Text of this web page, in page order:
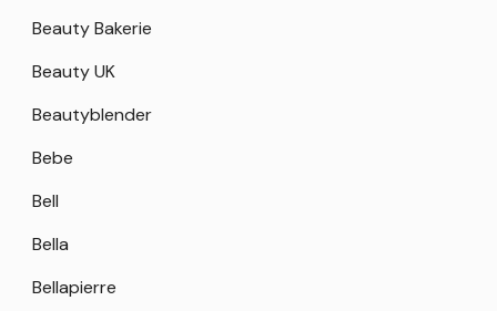
Beauty Bakerie
Beauty UK
Beautyblender
Bebe
Bell
Bella
Bellapierre